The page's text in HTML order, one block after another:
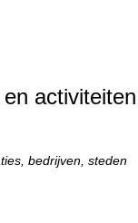
activiteiten
bedrijven, steden